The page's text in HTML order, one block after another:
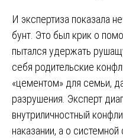
И экспертиза показала
бунт. Это был крик о
пытался удержать
себя родительские
«цементом» для семьи,
разрушения. Эксперт
внутриличностный
наказании, а о